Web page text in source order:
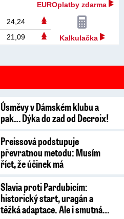
EUROplatby zdarma
24,24
21,09 Kalkulačka
Úsměvy v Dámském klubu a
pak… Dýka do zad od Decroix!
Preissová podstupuje
převratnou metodu: Musím
říct, že účinek má
Slavia proti Pardubicím:
historický start, uragán a
těžká adaptace. Ale i smutná…